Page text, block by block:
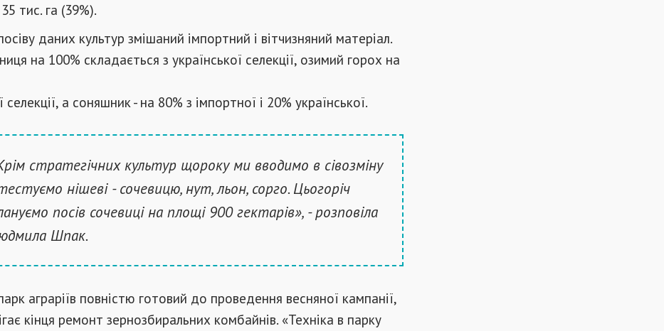
тис. га (39%).
даних культур змішаний імпортний і вітчизняний матеріал.
на 100% складається з української селекції, озимий горох на
селекції, а соняшник - на 80% з імпортної і 20% української.
стратегічних культур щороку ми вводимо в сівозміну
нішеві - сочевицю, нут, льон, сорго. Цьогоріч
посів сочевиці на площі 900 гектарів», - розповіла
Шпак.
аграріїв повністю готовий до проведення весняної кампанії,
кінця ремонт зернозбиральних комбайнів. «Техніка в парку